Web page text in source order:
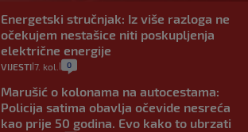
Energetski stručnjak: Iz više razloga ne
očekujem nestašice niti poskupljenja
električne energije
VIJESTI 7. kol. 0
Marušić o kolonama na autocestama:
Policija satima obavlja očevide nesreća
kao prije 50 godina. Evo kako to ubrzati